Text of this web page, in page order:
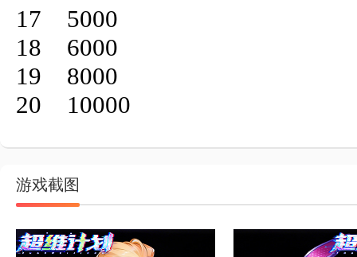
17	5000
18	6000
19	8000
20	10000
游戏截图